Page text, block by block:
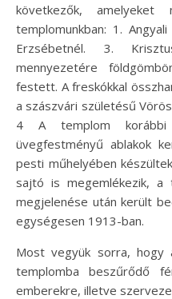
következők,
templomunkban: 1.
Erzsébetnél. 3.
mennyezetére
festett. A freskókkal
a szászvári születésű
4 A templom korábbi
üvegfestményű ablakok
pesti műhelyében
sajtó is megemlékezik, a
megjelenése után került
egységesen 1913-ban.
Most vegyük sorra, hogy
templomba beszűrődő
emberekre, illetve